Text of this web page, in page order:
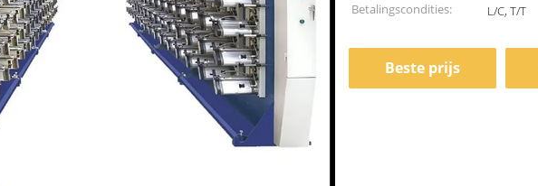
Betalingscondities:
L/C, T/T
Beste prijs